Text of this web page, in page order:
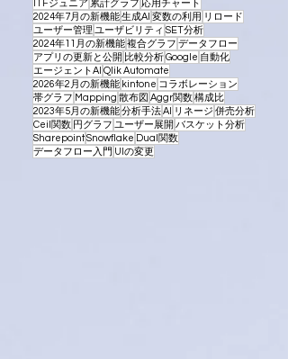
ITFジュニア 累計グラフ 応用チャート
2024年7月の新機能生成AI 変数の利用 リロード
ユーザー管理 ユーザビリティ SET分析
2024年11月の新機能複合グラフ データフロー
アプリの更新と公開 比較分析Google 自動化
エージェントAI Qlik Automate
2026年2月の新機能 kintone コラボレーション
帯グラフ Mapping 散布図 Aggr関数構成比
2023年5月の新機能分析手法AI リネージ 併売分析
Ceil関数 円グラフ ユーザー展開 バスケット分析
SharepointSnowflake Dual関数
データフロー入門 UIの変更